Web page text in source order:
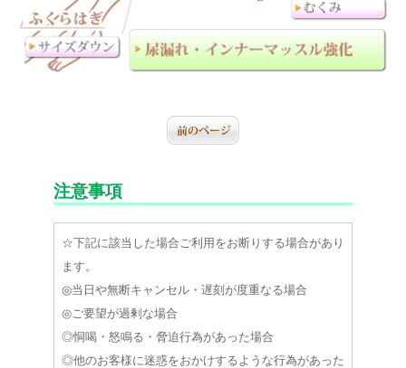
注意事項
☆下記に該当した場合ご利用をお断りする場合があり
ます。
◎当日や無断キャンセル・遅刻が度重なる場合
◎ご要望が過剰な場合
◎恫喝・怒鳴る・脅迫行為があった場合
◎他のお客様に迷惑をおかけするような行為があった